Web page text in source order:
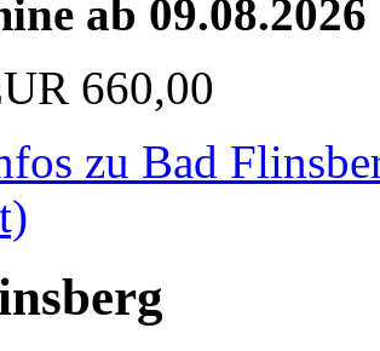
ab 09.08.2026
660,00
zu Bad